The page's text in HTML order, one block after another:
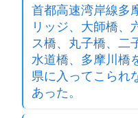
首都高速湾岸線多
リッジ、大師橋、
ス橋、丸子橋、二
水道橋、多摩川橋
県に入ってこられ
あった。